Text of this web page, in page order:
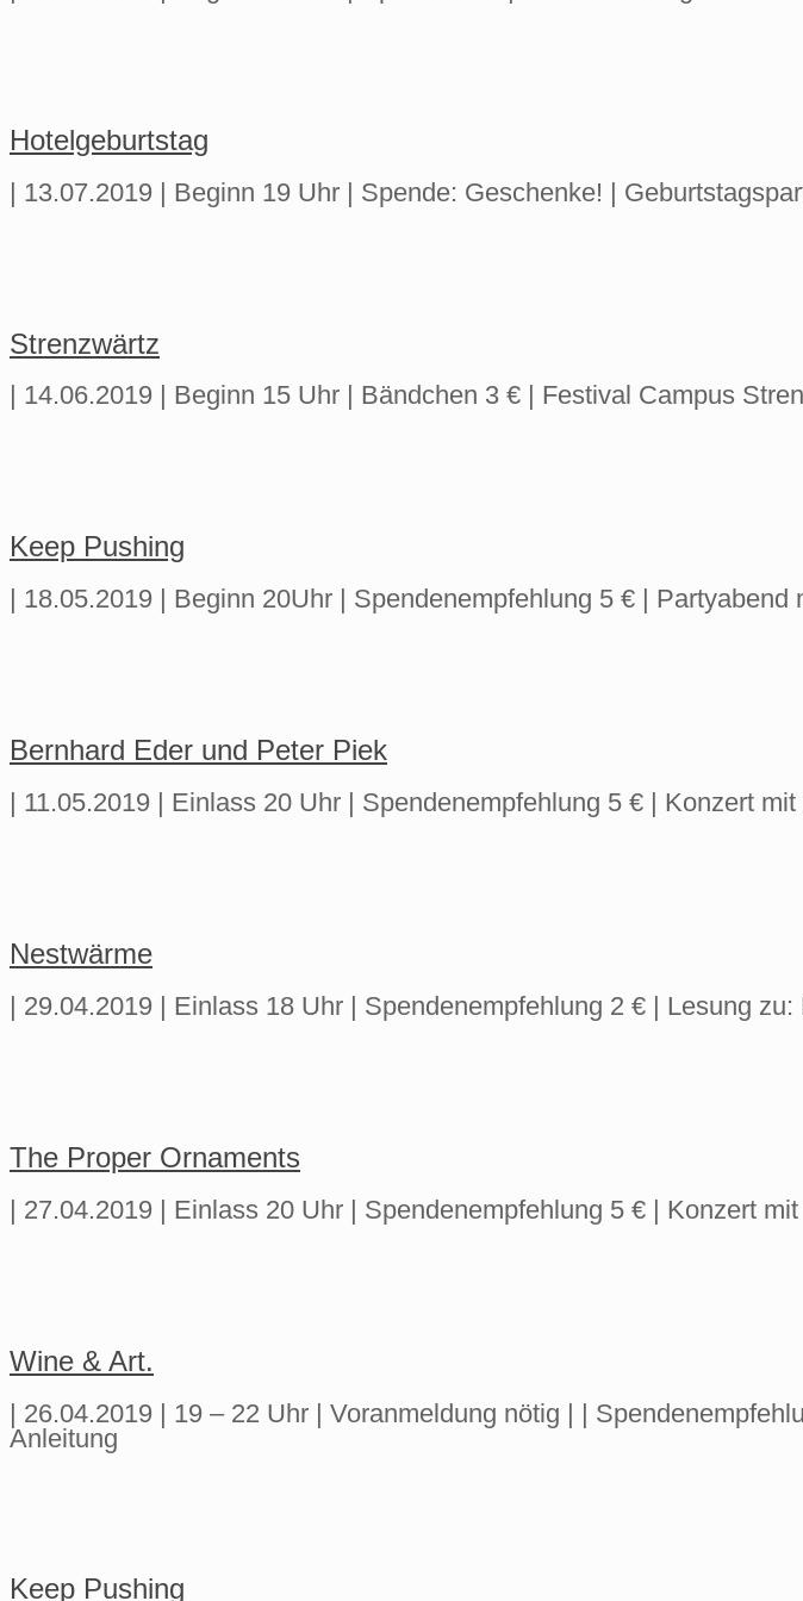
Hotelgeburtstag
| 13.07.2019 | Beginn 19 Uhr | Spende: Geschenke! |
Strenzwärtz
| 14.06.2019 | Beginn 15 Uhr | Bändchen 3 € | Festival Campus
Keep Pushing
| 18.05.2019 | Beginn 20Uhr | Spendenempfehlung 5 € | Partyabend
Bernhard Eder und Peter Piek
| 11.05.2019 | Einlass 20 Uhr | Spendenempfehlung 5 € | Konzert
Nestwärme
| 29.04.2019 | Einlass 18 Uhr | Spendenempfehlung 2 € | Lesung
The Proper Ornaments
| 27.04.2019 | Einlass 20 Uhr | Spendenempfehlung 5 € | Konzert
Wine & Art.
| 26.04.2019 | 19 – 22 Uhr | Voranmeldung nötig | |
Anleitung
Keep Pushing